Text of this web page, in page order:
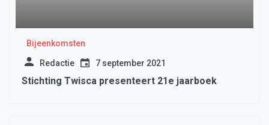
Bijeenkomsten
Redactie 7 september 2021
Stichting Twisca presenteert 21e jaarboek